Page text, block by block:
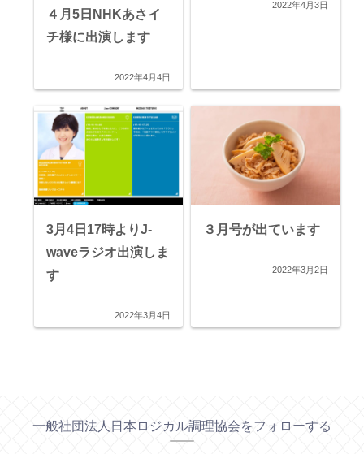
４月5日NHKあさイ
チ様に出演します
2022年4月4日
2022年4月3日
3月4日17時よりJ-
waveラジオ出演しま
す
2022年3月4日
３月号が出ています
2022年3月2日
一般社団法人日本ロジカル調理協会をフォローする